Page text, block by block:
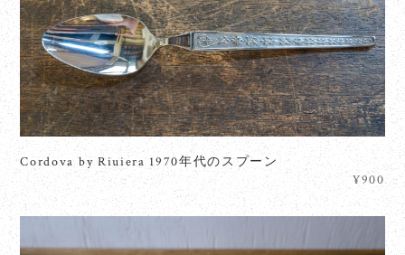
Cordova by Riuiera 1970年代のスプーン
¥900